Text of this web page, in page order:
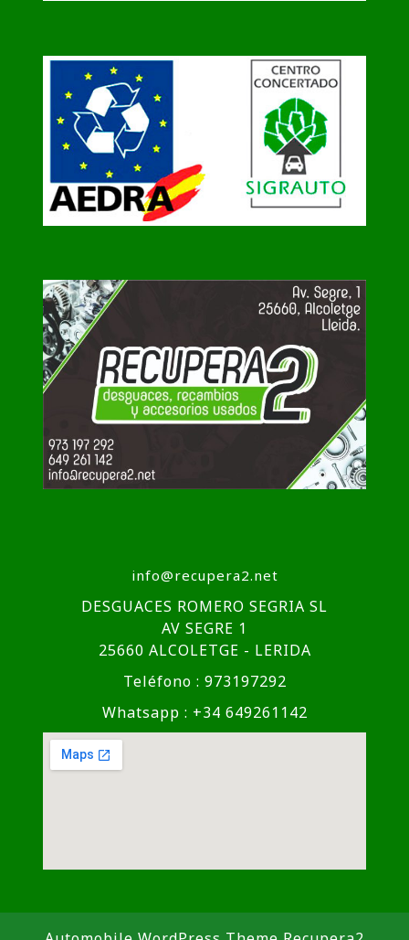
info@recupera2.net
DESGUACES ROMERO SEGRIA SL
AV SEGRE 1
25660 ALCOLETGE - LERIDA
Teléfono : 973197292
Whatsapp : +34 649261142